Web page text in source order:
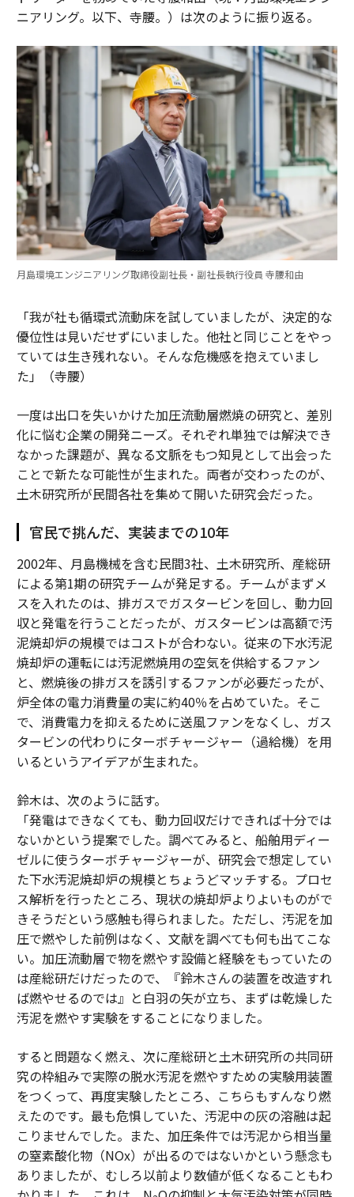
ニアリング。以下、寺腰。）は次のように振り返る。
月島環境エンジニアリング取締役副社長・副社長執行役員 寺腰和由
「我が社も循環式流動床を試していましたが、決定的な
優位性は見いだせずにいました。他社と同じことをやっ
ていては生き残れない。そんな危機感を抱えていまし
た」（寺腰）
一度は出口を失いかけた加圧流動層燃焼の研究と、差別
化に悩む企業の開発ニーズ。それぞれ単独では解決でき
なかった課題が、異なる文脈をもつ知見として出会った
ことで新たな可能性が生まれた。両者が交わったのが、
土木研究所が民間各社を集めて開いた研究会だった。
官民で挑んだ、実装までの10年
2002年、月島機械を含む民間3社、土木研究所、産総研
による第1期の研究チームが発足する。チームがまずメ
スを入れたのは、排ガスでガスタービンを回し、動力回
収と発電を行うことだったが、ガスタービンは高額で汚
泥焼却炉の規模ではコストが合わない。従来の下水汚泥
焼却炉の運転には汚泥燃焼用の空気を供給するファン
と、燃焼後の排ガスを誘引するファンが必要だったが、
炉全体の電力消費量の実に約40％を占めていた。そこ
で、消費電力を抑えるために送風ファンをなくし、ガス
タービンの代わりにターボチャージャー（過給機）を用
いるというアイデアが生まれた。
鈴木は、次のように話す。
「発電はできなくても、動力回収だけできれば十分では
ないかという提案でした。調べてみると、船舶用ディー
ゼルに使うターボチャージャーが、研究会で想定してい
た下水汚泥焼却炉の規模とちょうどマッチする。プロセ
ス解析を行ったところ、現状の焼却炉よりよいものがで
きそうだという感触も得られました。ただし、汚泥を加
圧で燃やした前例はなく、文献を調べても何も出てこな
い。加圧流動層で物を燃やす設備と経験をもっていたの
は産総研だけだったので、『鈴木さんの装置を改造すれ
ば燃やせるのでは』と白羽の矢が立ち、まずは乾燥した
汚泥を燃やす実験をすることになりました。
すると問題なく燃え、次に産総研と土木研究所の共同研
究の枠組みで実際の脱水汚泥を燃やすための実験用装置
をつくって、再度実験したところ、こちらもすんなり燃
えたのです。最も危惧していた、汚泥中の灰の溶融は起
こりませんでした。また、加圧条件では汚泥から相当量
の窒素酸化物（NOx）が出るのではないかという懸念も
ありましたが、むしろ以前より数値が低くなることもわ